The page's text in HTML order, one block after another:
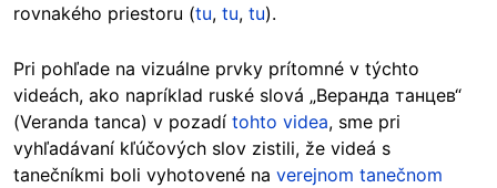
rovnakého priestoru (tu, tu, tu).
Pri pohľade na vizuálne prvky prítomné v týchto
videách, ako napríklad ruské slová „Веранда танцев“
(Veranda tanca) v pozadí tohto videa, sme pri
vyhľadávaní kľúčových slov zistili, že videá s
tanečníkmi boli vyhotovené na verejnom tanečnom